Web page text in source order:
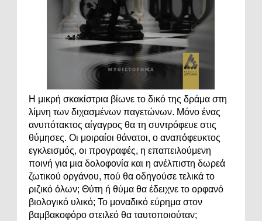
Η μικρή σκακίστρια βίωνε το δικό της δράμα στη
λίμνη των διχασμένων παγετώνων. Μόνο ένας
ανυπότακτος αίγαγρος θα τη συντρόφευε στις
θύμησες. Οι μοιραίοι θάνατοι, ο αναπόφευκτος
εγκλεισμός, οι προγραφές, η επαπειλούμενη
ποινή για μια δολοφονία και η ανέλπιστη δωρεά
ζωτικού οργάνου, πού θα οδηγούσε τελικά το
ριζικό όλων; Θύτη ή θύμα θα έδειχνε το ορφανό
βιολογικό υλικό; Το μοναδικό εύρημα στον
βαμβακοφόρο στειλεό θα ταυτοποιούταν;